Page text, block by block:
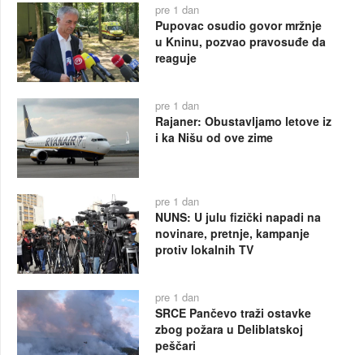
pre 1 dan
Pupovac osudio govor mržnje
u Kninu, pozvao pravosuđe da
reaguje
pre 1 dan
Rajaner: Obustavljamo letove iz
i ka Nišu od ove zime
pre 1 dan
NUNS: U julu fizički napadi na
novinare, pretnje, kampanje
protiv lokalnih TV
pre 1 dan
SRCE Pančevo traži ostavke
zbog požara u Deliblatskoj
peščari